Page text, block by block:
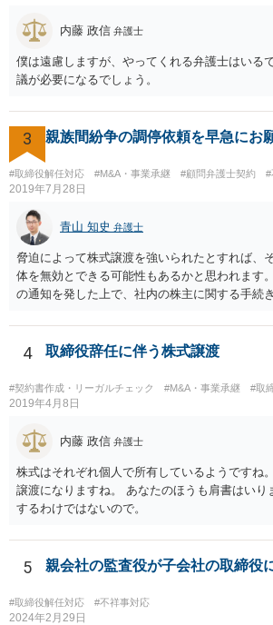
内藤 政信 弁護士
僕は遠慮しますが、やってくれる弁護士はいる
議が必要になるでしょう。
3 親族間紛争の調停依頼を早急にお
#取締役解任対応 #M&A・事業承継 #顧問弁護士契約 #
2019年7月28日
青山 知史 弁護士
脅迫によって株式譲渡を強いられたとすれば、
体を無効とできる可能性もあるかと思われます
の通知を発した上で、社内の株主に関する手続
株主権確認訴訟等に発展する可能性はあるかと
しても、譲渡時の状況やその裏付けとなる証拠
で、早い段階で、 関連資料をお持ちの上、弁護
うが良いかと思慮いたします。
4 取締役辞任に伴う株式譲渡
#契約書作成・リーガルチェック #M&A・事業承継 #取
2019年4月8日
内藤 政信 弁護士
株式はそれぞれ個人で所有しているようですね
譲渡になりますね。 あなたのほうも肩書はいり
するわけではないので。
5 親会社の監査役が子会社の取締役
#取締役解任対応 #不祥事対応
2024年2月29日